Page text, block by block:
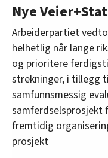
Nye
Arbeiderpartiet
helhetlig når lange
og prioritere
strekninger, i tillegg
samfunnsmessig
samferdselsprosjekt
fremtidig
prosjekt